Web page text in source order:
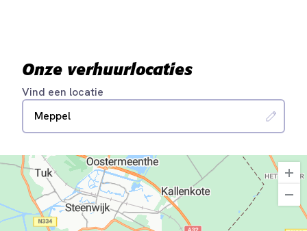
Onze verhuurlocaties
Vind een locatie
Meppel